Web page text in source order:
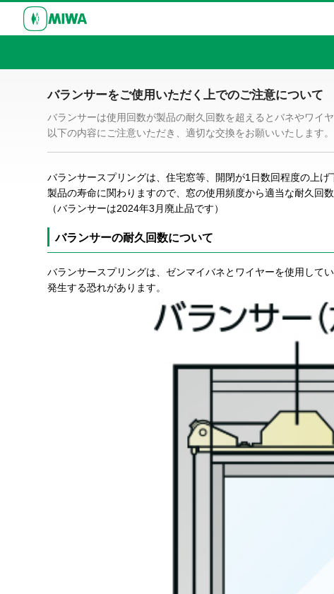
バランサーをご使用いただく上でのご注意について
バランサーは使用回数が製品の耐久回数を超えるとバネやワイ
以下の内容にご注意いただき、適切な交換をお願いいたします。
バランサースプリングは、住宅窓等、開閉が1日数回程度の上げ
製品の寿命に関わりますので、窓の使用頻度から適当な耐久回
（バランサーは2024年3月廃止品です）
バランサーの耐久回数について
バランサースプリングは、ゼンマイバネとワイヤーを使用して
発生する恐れがあります。